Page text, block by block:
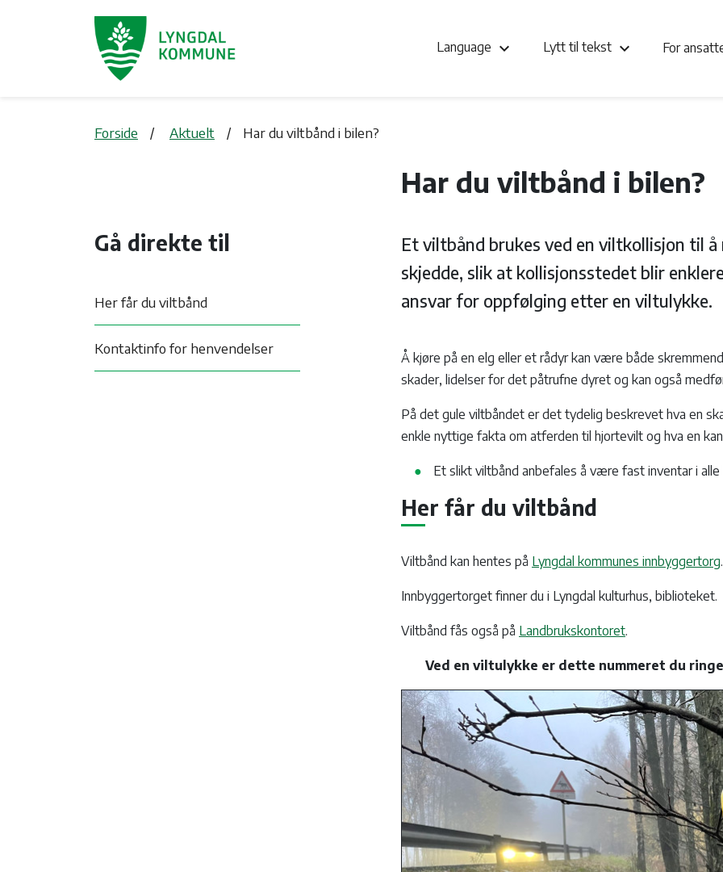
Language keyboard_arrow_down Lytt til tekst keyboard_arrow_down For
Forside Aktuelt Har du viltbånd i bilen?
Har du viltbånd i bilen?
Gå direkte til
Her får du viltbånd
Kontaktinfo for henvendelser
Et viltbånd brukes ved en viltkollisjon til å
skjedde, slik at kollisjonsstedet blir
ansvar for oppfølging etter en viltulykke.
Å kjøre på en elg eller et rådyr kan være både
skader, lidelser for det påtrufne dyret og kan også
På det gule viltbåndet er det tydelig beskrevet hva en
enkle nyttige fakta om atferden til hjortevilt og hva en
Et slikt viltbånd anbefales å være fast inventar i alle
Her får du viltbånd
Viltbånd kan hentes på Lyngdal kommunes innbyggertorg.
Innbyggertorget finner du i Lyngdal kulturhus, biblioteket.
Viltbånd fås også på Landbrukskontoret.
Ved en viltulykke er dette nummeret du